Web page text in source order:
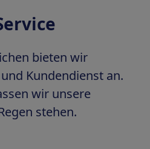
bieten wir
Kundendienst an.
wir unsere
stehen.